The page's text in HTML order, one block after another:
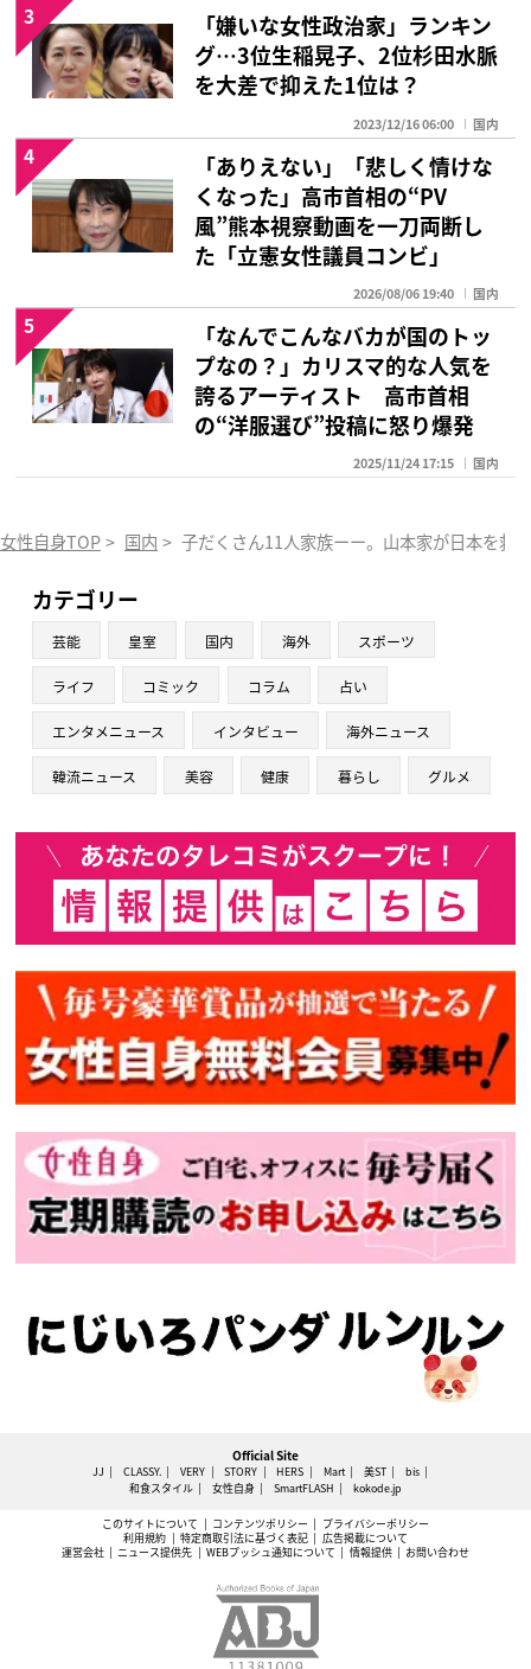
「嫌いな女性政治家」ランキン
グ…3位生稲晃子、2位杉田水脈
を大差で抑えた1位は？
2023/12/16 06:00 国内
3
「ありえない」「悲しく情けな
くなった」高市首相の“PV
風”熊本視察動画を一刀両断し
た「立憲女性議員コンビ」
2026/08/06 19:40 国内
4
「なんでこんなバカが国のトッ
プなの？」カリスマ的な人気を
誇るアーティスト 高市首相
の“洋服選び”投稿に怒り爆発
2025/11/24 17:15 国内
5
女性自身TOP > 国内 > 子だくさん11人家族ーー。山本家が日本を救
カテゴリー
芸能 皇室 国内 海外 スポーツ
ライフ コミック コラム 占い
エンタメニュース インタビュー 海外ニュース
韓流ニュース 美容 健康 暮らし グルメ
Official Site
JJ CLASSY. VERY STORY HERS Mart 美ST
bis
和食スタイル
女性自身 SmartFLASH kokode.jp
このサイトについて コンテンツポリシー
プライバシーポリシー
利用規約
特定商取引法に基づく表記
広告掲載について
運営会社
ニュース提供先 WEBプッシュ通知について 情報提供 お問い合わせ